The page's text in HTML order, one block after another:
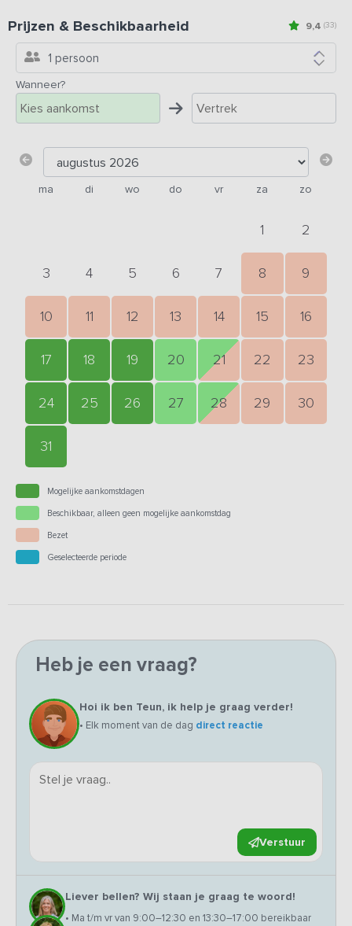
9,4 (33)
Prijzen & Beschikbaarheid
1 persoon
Wanneer?
ma di wo do vr za zo
1 2
3 4 5 6 7 8 9
10 11 12 13 14 15 16
17 18 19 20 21 22 23
24 25 26 27 28 29 30
31
Mogelijke aankomstdagen
Beschikbaar, alleen geen mogelijke aankomstdag
Bezet
Geselecteerde periode
Heb je een vraag?
Hoi ik ben Teun, ik help je graag verder!
• Elk moment van de dag direct reactie
Verstuur
Liever bellen? Wij staan je graag te woord!
• Ma t/m vr van 9:00–12:30 en 13:30–17:00 bereikbaar